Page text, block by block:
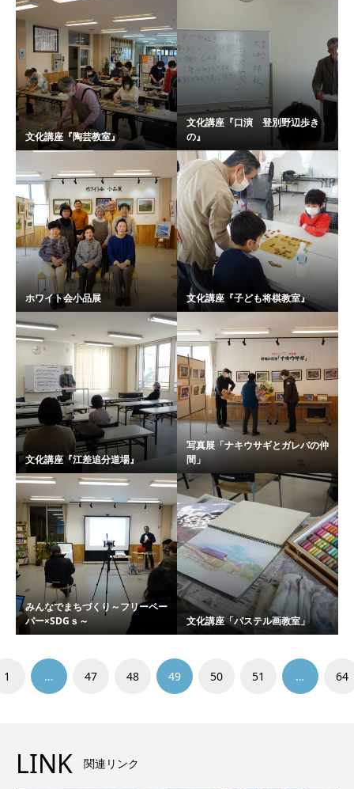
文化講座『陶芸教室』
文化講座『口演 登別野辺歩き
の』
ホワイト会小品展 文化講座『子ども将棋教室』
文化講座『江差追分道場』
写真展「ナキウサギとガレバの仲
間」
みんなでまちづくり～フリーペー
パー×SDGｓ～
文化講座「パステル画教室」
1 … 47 48 49 50 51 … 64
LINK 関連リンク